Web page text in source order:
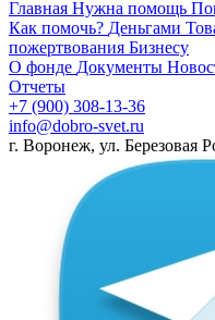
Главная Нужна помощь
Как помочь? Деньгами
пожертвования Бизнесу
О фонде Документы
Отчеты
+7 (900) 308-13-36
info@dobro-svet.ru
г. Воронеж, ул. Березовая